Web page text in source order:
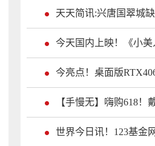
天天简讯:兴唐国翠城
今天国内上映！《小美
今亮点！桌面版
【手慢无】嗨购618！
世界今日讯！123基金